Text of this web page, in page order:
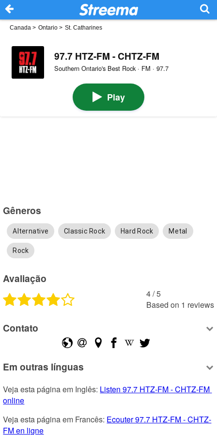
Canada > Ontario > St. Catharines
97.7 HTZ-FM - CHTZ-FM
Southern Ontario's Best Rock · FM · 97.7
Play
Gêneros
Alternative Classic Rock Hard Rock Metal
Rock
Avaliação
4 /5
Based on 1 reviews
Contato
Em outras línguas
Veja esta página em Inglês: Listen 97.7 HTZ-FM - CHTZ-FM
online
Veja esta página em Francês: Ecouter 97.7 HTZ-FM - CHTZ-
FM en ligne